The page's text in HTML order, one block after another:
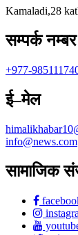
Kamaladi,28
सम्पर्क नम्बर
+977-
ई–मेल
info@news.com
सामाजिक